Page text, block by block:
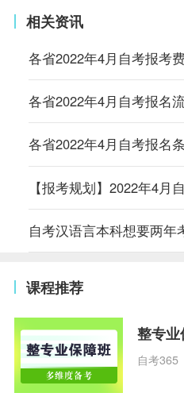
相关资讯
各省2022年4月自考报考
各省2022年4月自考报名
各省2022年4月自考报名
【报考规划】2022年4月
课程推荐
整专
自考365